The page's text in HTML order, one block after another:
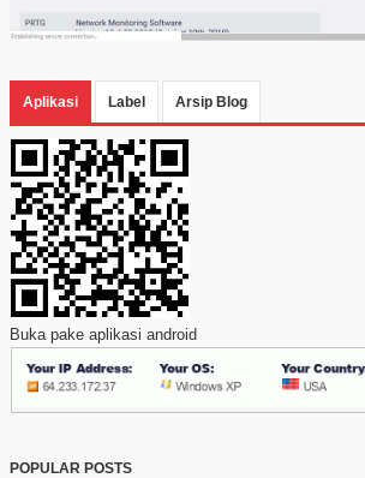
Aplikasi Label Arsip Blog
Buka pake aplikasi android
POPULAR POSTS